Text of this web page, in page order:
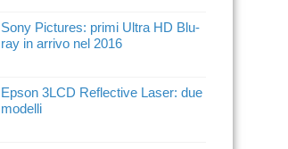
Sony Pictures: primi Ultra HD Blu-
ray in arrivo nel 2016
Epson 3LCD Reflective Laser: due
modelli